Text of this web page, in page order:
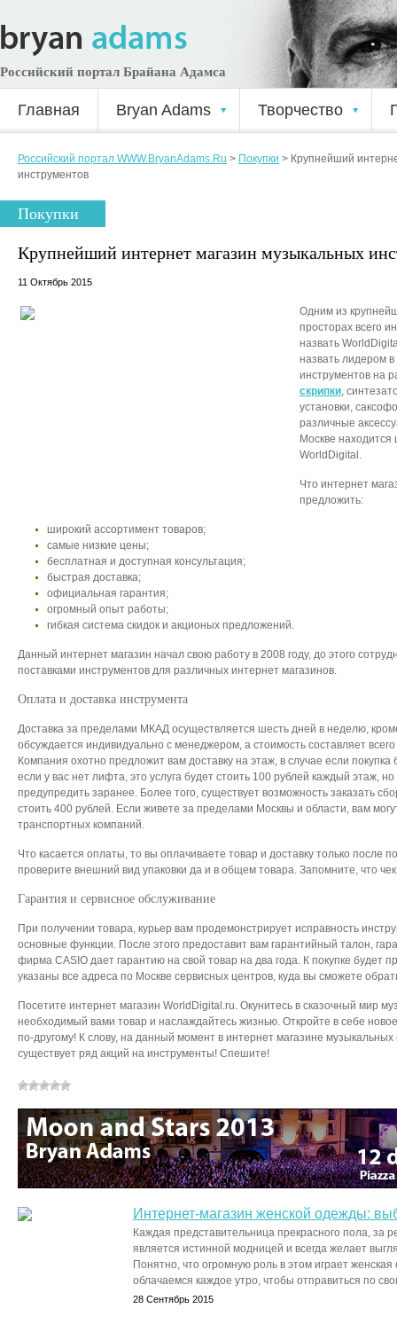
Российский портал Брайана Адамса
Главная Bryan Adams Творчество
Российский портал WWW.BryanAdams.Ru > Покупки > Крупнейший
инструментов
Покупки
Крупнейший интернет магазин музыкальных
11 Октябрь 2015
Одним из
просторах всего
назвать
назвать лидером
инструментов на
скрипки,
установки,
различные
Москве
WorldDigital.
Что интернет
предложить:
широкий ассортимент товаров;
самые низкие цены;
бесплатная и доступная консультация;
быстрая доставка;
официальная гарантия;
огромный опыт работы;
гибкая система скидок и акционых предложений.
Данный интернет магазин начал свою работу в 2008 году, до этого
поставками инструментов для различных интернет магазинов.
Оплата и доставка инструмента
Доставка за пределами МКАД осуществляется шесть дней в неделю,
обсуждается индивидуально с менеджером, а стоимость составляет
Компания охотно предложит вам доставку на этаж, в случае если
если у вас нет лифта, это услуга будет стоить 100 рублей каждый этаж,
предупредить заранее. Более того, существует возможность заказать
стоить 400 рублей. Если живете за пределами Москвы и области, вам
транспортных компаний.
Что касается оплаты, то вы оплачиваете товар и доставку только после
проверите внешний вид упаковки да и в общем товара. Запомните, что
Гарантия и сервисное обслуживание
При получении товара, курьер вам продемонстрирует исправность
основные функции. После этого предоставит вам гарантийный талон,
фирма CASIO дает гарантию на свой товар на два года. К покупке будет
указаны все адреса по Москве сервисных центров, куда вы сможете
Посетите интернет магазин WorldDigital.ru. Окунитесь в сказочный мир
необходимый вами товар и наслаждайтесь жизнью. Откройте в себе
по-другому! К слову, на данный момент в интернет магазине
существует ряд акций на инструменты! Спешите!
Интернет-магазин женской одежды:
Каждая представительница прекрасного пола, за
является истинной модницей и всегда желает
Понятно, что огромную роль в этом играет
облачаемся каждое утро, чтобы отправиться по
28 Сентябрь 2015